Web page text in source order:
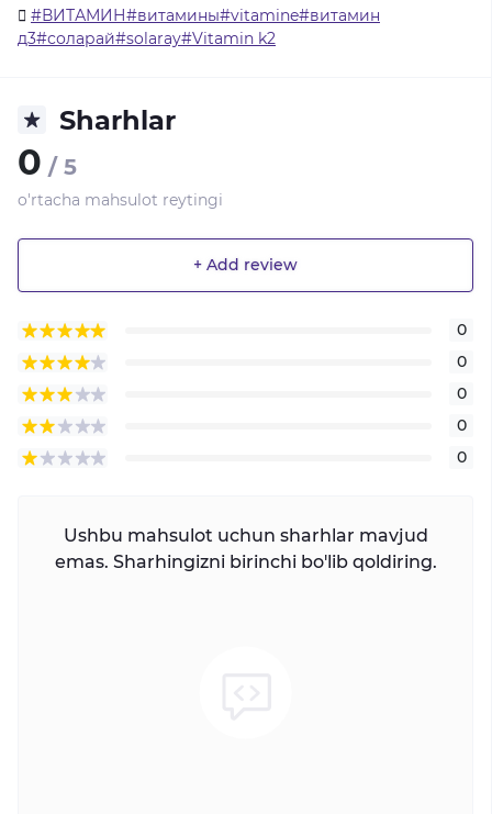
#ВИТАМИН#витамины#vitamine#витамин
д3#соларай#solaray#Vitamin k2
Sharhlar
0 / 5
o'rtacha mahsulot reytingi
+ Add review
0
0
0
0
0
Ushbu mahsulot uchun sharhlar mavjud
emas. Sharhingizni birinchi bo'lib qoldiring.